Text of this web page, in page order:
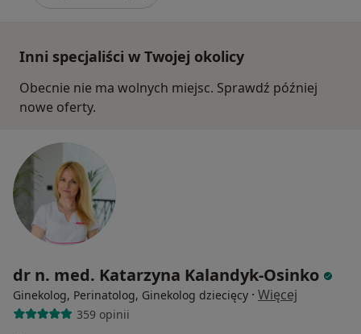
Inni specjaliści w Twojej okolicy
Obecnie nie ma wolnych miejsc. Sprawdź później
nowe oferty.
dr n. med. Katarzyna Kalandyk-Osinko
Ginekolog, Perinatolog, Ginekolog dziecięcy · Więcej
359 opinii